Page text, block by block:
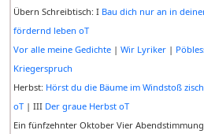
Übern Schreibtisch: I Bau dich nur an in
fördernd leben oT
Vor alle meine Gedichte| Wir Lyriker|
Kriegerspruch
Herbst: Hörst du die Bäume im Windstoß
oT| III Der graue Herbst oT
Ein fünfzehnter Oktober Vier